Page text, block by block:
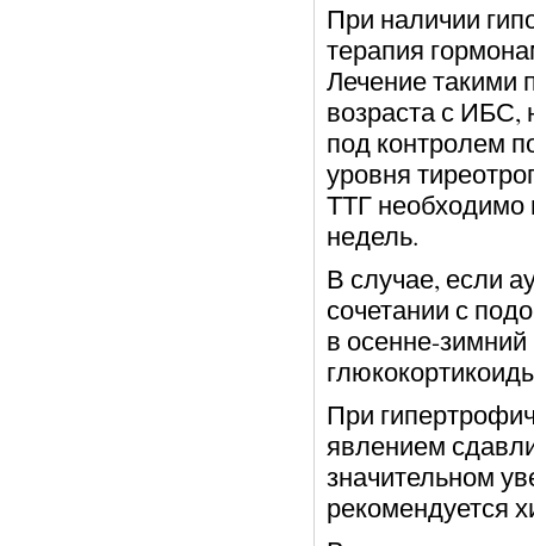
При наличии
терапия
Лечение такими
возраста с ИБС,
под контролем
уровня
ТТГ необходимо
недель.
В случае, если
сочетании с
в осенне-зимний
При
явлением
значительном
рекомендуется